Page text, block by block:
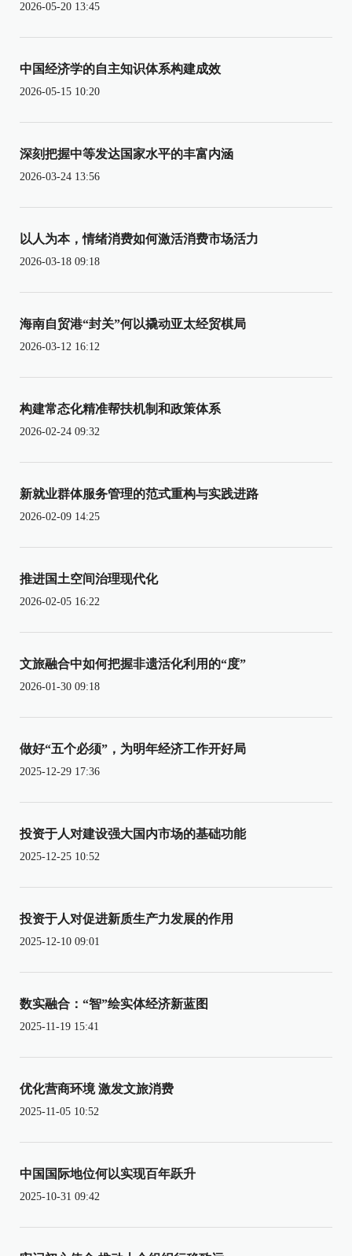
2026-05-20 13:45
中国经济学的自主知识体系构建成效
2026-05-15 10:20
深刻把握中等发达国家水平的丰富内涵
2026-03-24 13:56
以人为本，情绪消费如何激活消费市场活力
2026-03-18 09:18
海南自贸港“封关”何以撬动亚太经贸棋局
2026-03-12 16:12
构建常态化精准帮扶机制和政策体系
2026-02-24 09:32
新就业群体服务管理的范式重构与实践进路
2026-02-09 14:25
推进国土空间治理现代化
2026-02-05 16:22
文旅融合中如何把握非遗活化利用的“度”
2026-01-30 09:18
做好“五个必须”，为明年经济工作开好局
2025-12-29 17:36
投资于人对建设强大国内市场的基础功能
2025-12-25 10:52
投资于人对促进新质生产力发展的作用
2025-12-10 09:01
数实融合：“智”绘实体经济新蓝图
2025-11-19 15:41
优化营商环境 激发文旅消费
2025-11-05 10:52
中国国际地位何以实现百年跃升
2025-10-31 09:42